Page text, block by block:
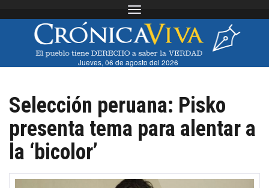
Toggle navigation
Jueves, 06 de agosto del 2026
Selección peruana: Pisko
presenta tema para alentar a
la ‘bicolor’